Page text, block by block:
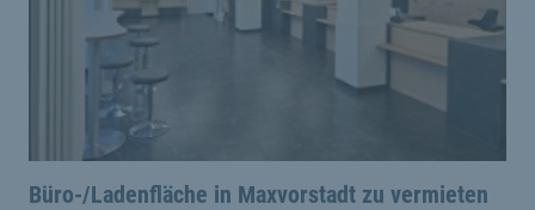
Büro-/Ladenfläche in Maxvorstadt zu vermieten